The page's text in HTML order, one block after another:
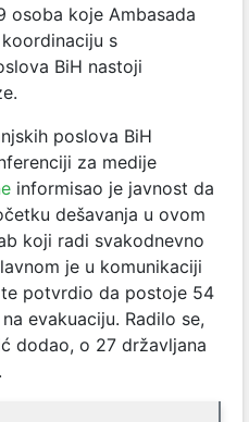
osoba koje Ambasada
s
BiH nastoji
poslova BiH
za medije
informisao je javnost da
dešavanja u ovom
koji radi svakodnevno
je u komunikaciji
te potvrdio da postoje 54
evakuaciju. Radilo se,
dodao, o 27 državljana